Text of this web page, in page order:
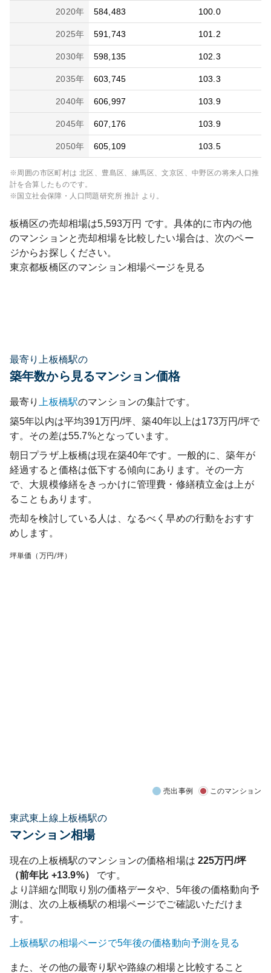
2020年 584,483 100.0
2025年 591,743 101.2
2030年 598,135 102.3
2035年 603,745 103.3
2040年 606,997 103.9
2045年 607,176 103.9
2050年 605,109 103.5
※周囲の市区町村は 北区、豊島区、練馬区、文京区、中野区の将来人口推
計を合算したものです。
※国立社会保障・人口問題研究所 推計 より。
板橋区の売却相場は5,593万円 です。具体的に市内の他
のマンションと売却相場を比較したい場合は、次のペー
ジからお探しください。
東京都板橋区のマンション相場ページを見る
最寄り上板橋駅の
築年数から見るマンション価格
最寄り 上板橋駅のマンションの集計です。
築5年以内は平均391万円/坪、築40年以上は173万円/坪で
す。その差は55.7%となっています。
朝日プラザ上板橋は現在築40年です。一般的に、築年が
経過すると価格は低下する傾向にあります。その一方
で、大規模修繕をきっかけに管理費・修繕積立金は上が
ることもあります。
売却を検討している人は、なるべく早めの行動をおすす
めします。
坪単価（万円/坪）
売出事例 このマンション
東武東上線上板橋駅の
マンション相場
現在の 上板橋駅のマンションの価格相場は 225万円/坪
（前年比 +13.9%）
です。
より詳細な間取り別の価格データや、5年後の価格動向予
測は、次の上板橋駅の相場ページでご確認いただけま
す。
上板橋駅の相場ページで5年後の価格動向予測を見る
また、その他の最寄り駅や路線の相場と比較すること